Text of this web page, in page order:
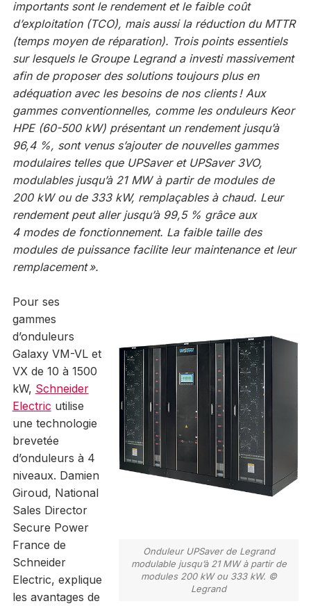
importants sont le rendement et le faible coût
d’exploitation (TCO), mais aussi la réduction du MTTR
(temps moyen de réparation). Trois points essentiels
sur lesquels le Groupe Legrand a investi massivement
afin de proposer des solutions toujours plus en
adéquation avec les besoins de nos clients ! Aux
gammes conventionnelles, comme les onduleurs Keor
HPE (60-500 kW) présentant un rendement jusqu’à
96,4 %, sont venus s’ajouter de nouvelles gammes
modulaires telles que UPSaver et UPSaver 3VO,
modulables jusqu’à 21 MW à partir de modules de
200 kW ou de 333 kW, remplaçables à chaud. Leur
rendement peut aller jusqu’à 99,5 % grâce aux
4 modes de fonctionnement. La faible taille des
modules de puissance facilite leur maintenance et leur
remplacement ».
Onduleur UPSaver de Legrand
modulable jusqu’à 21 MW à partir de
modules 200 kW ou 333 kW. ©
Legrand
Pour ses
gammes
d’onduleurs
Galaxy VM-VL et
VX de 10 à 1500
kW, Schneider
Electric utilise
une technologie
brevetée
d’onduleurs à 4
niveaux. Damien
Giroud, National
Sales Director
Secure Power
France de
Schneider
Electric, explique
les avantages de